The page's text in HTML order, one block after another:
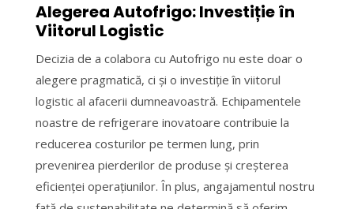
Alegerea Autofrigo: Investiție în
Viitorul Logistic
Decizia de a colabora cu Autofrigo nu este doar o
alegere pragmatică, ci și o investiție în viitorul
logistic al afacerii dumneavoastră. Echipamentele
noastre de refrigerare inovatoare contribuie la
reducerea costurilor pe termen lung, prin
prevenirea pierderilor de produse și creșterea
eficienței operațiunilor. În plus, angajamentul nostru